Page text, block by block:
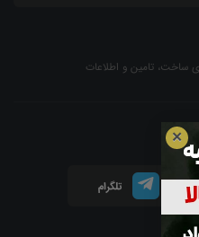
تلگرام
✕